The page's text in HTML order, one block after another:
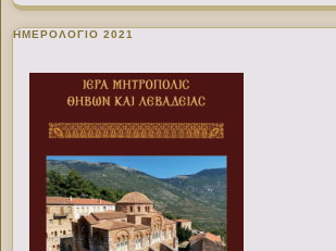
ΗΜΕΡΟΛΟΓΙΟ 2021